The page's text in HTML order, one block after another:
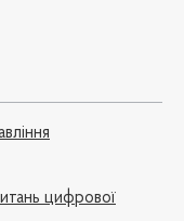
цифрової